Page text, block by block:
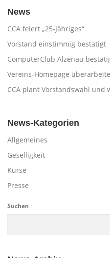
News
CCA feiert „25-Jähriges“
Vorstand einstimmig bestätigt
ComputerClub Alzenau
Vereins-Homepage
CCA plant Vorstandswahl und
News-Kategorien
Allgemeines
Geselligkeit
Kurse
Presse
Suchen